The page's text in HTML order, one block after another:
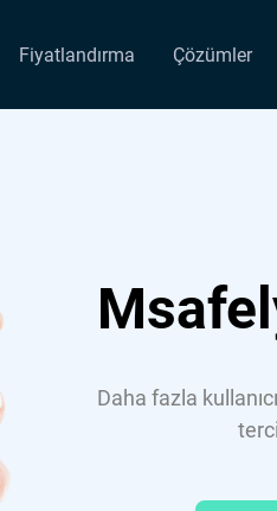
Fiyatlandırma Çözümler
Daha fazla